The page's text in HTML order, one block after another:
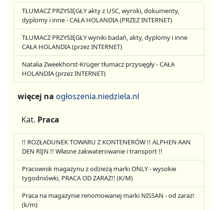
TŁUMACZ PRZYSIĘGŁY akty z USC, wyroki, dokumenty,
dyplomy i inne - CAŁA HOLANDIA (PRZEZ INTERNET)
TŁUMACZ PRZYSIĘGŁY wyniki badań, akty, dyplomy i inne
CAŁA HOLANDIA (przez INTERNET)
Natalia Zweekhorst-Krüger tłumacz przysięgły - CAŁA
HOLANDIA (przez INTERNET)
więcej na ogłoszenia.niedziela.nl
Kat. Praca
!! ROZŁADUNEK TOWARU Z KONTENERÓW !! ALPHEN AAN
DEN RIJN !! Własne zakwaterowanie i transport !!
Pracownik magazynu z odzieżą marki ONLY - wysokie
tygodniówki, PRACA OD ZARAZ!! (K/M)
Praca na magazynie renomowanej marki NISSAN - od zaraz!
(k/m)